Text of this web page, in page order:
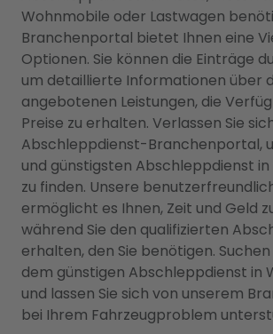
Wohnmobile oder Lastwagen
Branchenportal bietet Ihnen eine
Optionen. Sie können die Einträge
um detaillierte Informationen über
angebotenen Leistungen, die
Preise zu erhalten. Verlassen Sie
Abschleppdienst-Branchenportal,
und günstigsten Abschleppdienst
zu finden. Unsere
ermöglicht es Ihnen, Zeit und Geld
während Sie den qualifizierten
erhalten, den Sie benötigen.
dem günstigen Abschleppdienst in
und lassen Sie sich von unserem
bei Ihrem Fahrzeugproblem